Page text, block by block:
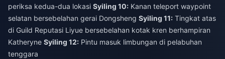
periksa kedua-dua lokasi Syiling 10: Kanan teleport waypoint
selatan bersebelahan gerai Dongsheng Syiling 11: Tingkat atas
di Guild Reputasi Liyue bersebelahan kotak kren berhampiran
Katheryne Syiling 12: Pintu masuk limbungan di pelabuhan
tenggara